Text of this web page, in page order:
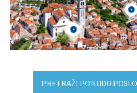
PRETRAŽI PONUDU